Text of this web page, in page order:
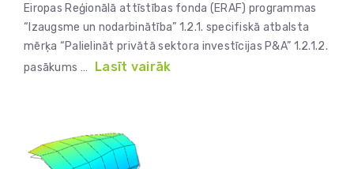
Eiropas Reģionālā attīstības fonda (ERAF) programmas
“Izaugsme un nodarbinātība” 1.2.1. specifiskā atbalsta
mērķa “Palielināt privātā sektora investīcijas P&A” 1.2.1.2.
pasākums …
Lasīt vairāk